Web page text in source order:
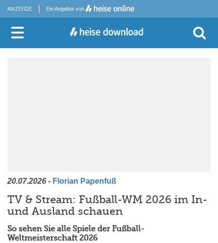
ANZEIGE Ein Angebot von
20.07.2026 - Florian Papenfuß
TV & Stream: Fußball-WM 2026 im In-
und Ausland schauen
So sehen Sie alle Spiele der Fußball-
Weltmeisterschaft 2026